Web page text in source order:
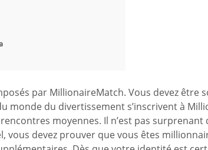
par MillionaireMatch. Vous devez être
monde du divertissement s’inscrivent à
moyennes. Il n’est pas
devez prouver que vous êtes